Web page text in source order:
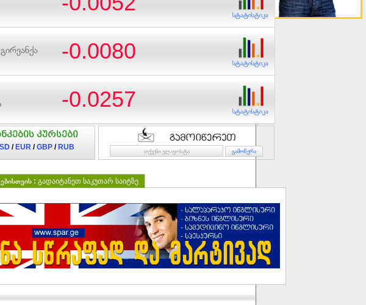
სტატისტიკა
-0.0080 სტატისტიკა
-0.0257 სტატისტიკა
კურსები
/ EUR /GBP / RUB
: გადაიტანეთ საკუთარ საიტზე